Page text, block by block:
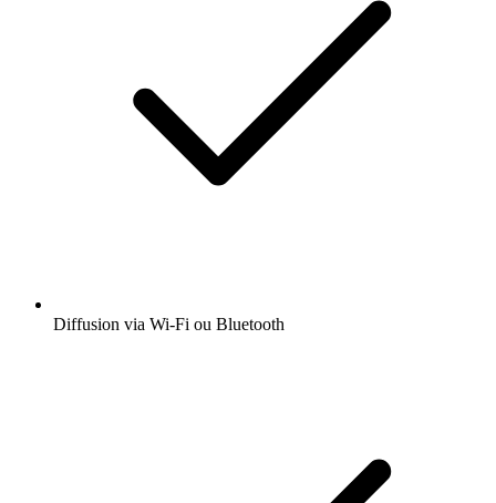
Diffusion via Wi-Fi ou Bluetooth